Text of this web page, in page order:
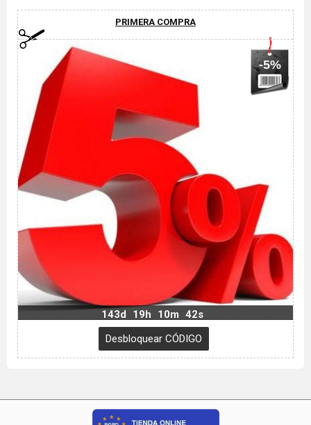
PRIMERA COMPRA
-5%
143d 19h 10m 42s